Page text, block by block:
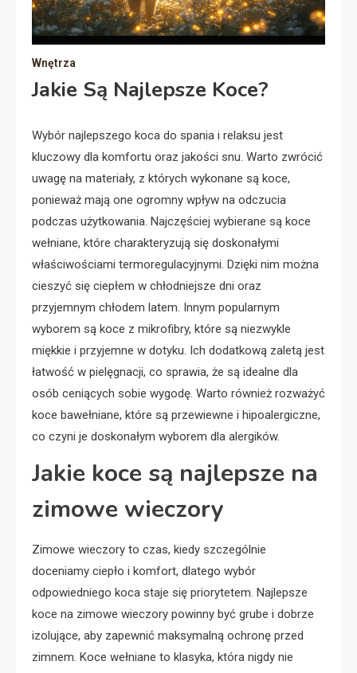
Wnętrza
Jakie Są Najlepsze Koce?
Wybór najlepszego koca do spania i relaksu jest
kluczowy dla komfortu oraz jakości snu. Warto zwrócić
uwagę na materiały, z których wykonane są koce,
ponieważ mają one ogromny wpływ na odczucia
podczas użytkowania. Najczęściej wybierane są koce
wełniane, które charakteryzują się doskonałymi
właściwościami termoregulacyjnymi. Dzięki nim można
cieszyć się ciepłem w chłodniejsze dni oraz
przyjemnym chłodem latem. Innym popularnym
wyborem są koce z mikrofibry, które są niezwykle
miękkie i przyjemne w dotyku. Ich dodatkową zaletą jest
łatwość w pielęgnacji, co sprawia, że są idealne dla
osób ceniących sobie wygodę. Warto również rozważyć
koce bawełniane, które są przewiewne i hipoalergiczne,
co czyni je doskonałym wyborem dla alergików.
Jakie koce są najlepsze na
zimowe wieczory
Zimowe wieczory to czas, kiedy szczególnie
doceniamy ciepło i komfort, dlatego wybór
odpowiedniego koca staje się priorytetem. Najlepsze
koce na zimowe wieczory powinny być grube i dobrze
izolujące, aby zapewnić maksymalną ochronę przed
zimnem. Koce wełniane to klasyka, która nigdy nie